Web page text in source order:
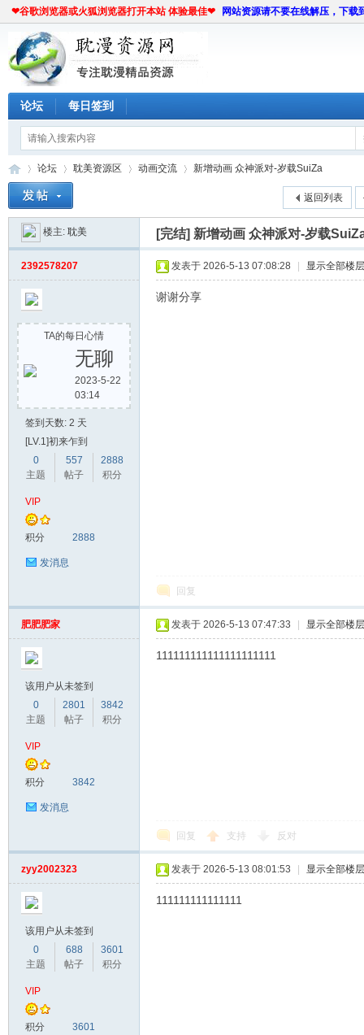
❤谷歌浏览器或火狐浏览器打开本站 体验最佳❤ 网站资源请不要在线解压，下载
论坛 每日签到
漫
»
论坛
›
耽美资源区 动画交流
›
新增动画 众神派对-岁载SuiZa
返回列表
楼主: 耽美 [完结] 新增动画 众神派对-岁载
2392578207
TA的每日心情
无聊
2023-5-22
03:14
签到天数: 2 天
[LV.1]初来乍到
0
主题
557
帖子
2888
积分
VIP
积分 2888
发消息
发表于 2026-5-13 07:08:28 显示全部楼层
谢谢分享
回复
肥肥肥家
该用户从未签到
0
主题
2801
帖子
3842
积分
VIP
积分 3842
发消息
发表于 2026-5-13 07:47:33 显示全部楼层
111111111111111111111
回复 支持 反对
zyy2002323
该用户从未签到
0
主题
688
帖子
3601
积分
VIP
积分 3601
发表于 2026-5-13 08:01:53 显示全部楼层
111111111111111